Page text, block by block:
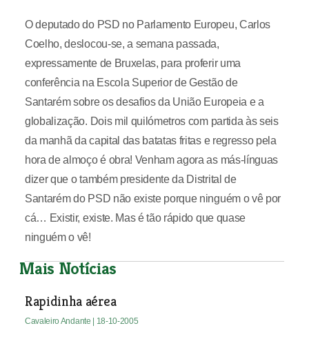
O deputado do PSD no Parlamento Europeu, Carlos
Coelho, deslocou-se, a semana passada,
expressamente de Bruxelas, para proferir uma
conferência na Escola Superior de Gestão de
Santarém sobre os desafios da União Europeia e a
globalização. Dois mil quilómetros com partida às seis
da manhã da capital das batatas fritas e regresso pela
hora de almoço é obra! Venham agora as más-línguas
dizer que o também presidente da Distrital de
Santarém do PSD não existe porque ninguém o vê por
cá… Existir, existe. Mas é tão rápido que quase
ninguém o vê!
Mais Notícias
Rapidinha aérea
Cavaleiro Andante | 18-10-2005